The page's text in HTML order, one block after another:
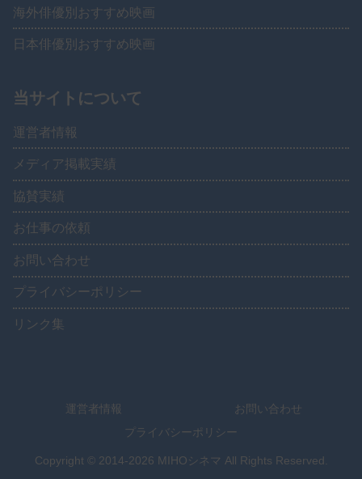
海外俳優別おすすめ映画
日本俳優別おすすめ映画
当サイトについて
運営者情報
メディア掲載実績
協賛実績
お仕事の依頼
お問い合わせ
プライバシーポリシー
リンク集
運営者情報
お問い合わせ
プライバシーポリシー
Copyright © 2014-2026 MIHOシネマ All Rights Reserved.